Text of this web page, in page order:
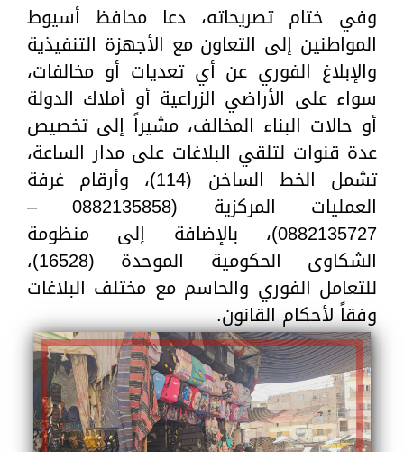
وفي ختام تصريحاته، دعا محافظ أسيوط
المواطنين إلى التعاون مع الأجهزة التنفيذية
والإبلاغ الفوري عن أي تعديات أو مخالفات،
سواء على الأراضي الزراعية أو أملاك الدولة
أو حالات البناء المخالف، مشيراً إلى تخصيص
عدة قنوات لتلقي البلاغات على مدار الساعة،
تشمل الخط الساخن (114)، وأرقام غرفة
العمليات المركزية (0882135858 –
0882135727)، بالإضافة إلى منظومة
الشكاوى الحكومية الموحدة (16528)،
للتعامل الفوري والحاسم مع مختلف البلاغات
وفقاً لأحكام القانون.